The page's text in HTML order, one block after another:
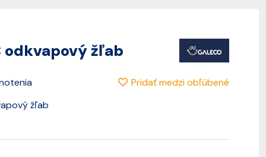
odkvapový žľab
Pridať medzi obľúbené
žľab